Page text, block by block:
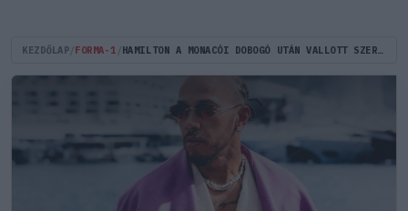
KEZDŐLAP FORMA-1 HAMILTON A MONACÓI DOBOGÓ UTÁN VALLOTT SZERELMET KIM KARDASHIANNAK